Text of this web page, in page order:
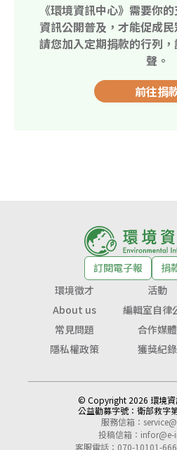
《環境資訊中心》需要你
資訊公開普及，才能促成
請您加入定期捐款的行列
聲。
前往捐
訂閱電子報
捐
環境徵才
活動
About us
編輯室自律
常見問題
合作媒體
隱私權政策
獲獎紀錄
© Copyright 2026 環境資
公益勸募字號： 衛部救字
服務信箱：
投稿信箱：
客服電話：070-10101-